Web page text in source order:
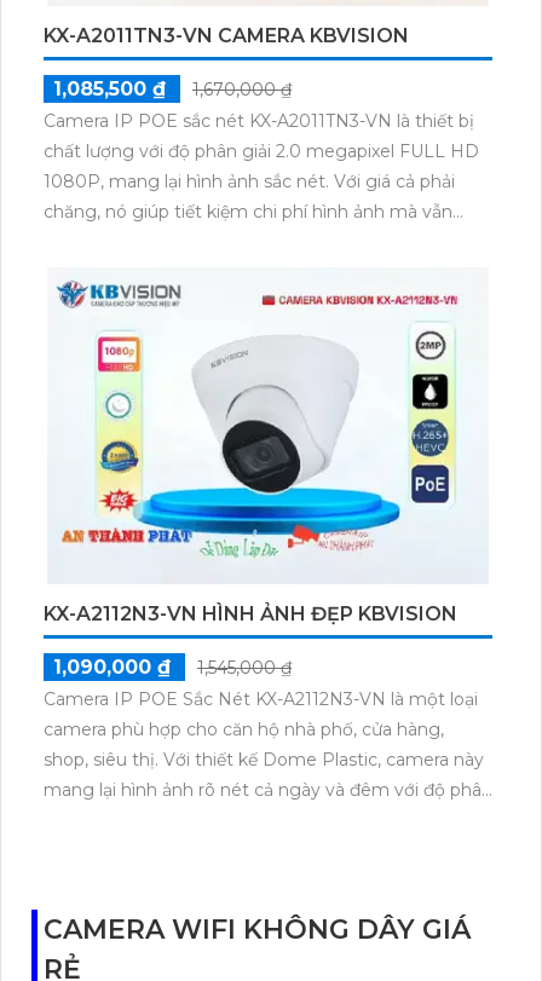
KX-A2011TN3-VN CAMERA KBVISION
1,085,500 ₫
1,670,000 ₫
Camera IP POE sắc nét KX-A2011TN3-VN là thiết bị
chất lượng với độ phân giải 2.0 megapixel FULL HD
1080P, mang lại hình ảnh sắc nét. Với giá cả phải
chăng, nó giúp tiết kiệm chi phí hình ảnh mà vẫn
khoảng cách 30m, phù hợp cho việc giám sát. Với
thiết kế bullet ngoài trời, thân kim loại và nền tảng IP
POE, dễ dàng tích hợp vào nhiều hệ thống. Camera
cũng tích hợp khả năng thu hình chất lượng, đảm
bảo sự an toàn và an ninh.
KX-A2112N3-VN HÌNH ẢNH ĐẸP KBVISION
1,090,000 ₫
1,545,000 ₫
Camera IP POE Sắc Nét KX-A2112N3-VN là một loại
camera phù hợp cho căn hộ nhà phố, cửa hàng,
shop, siêu thị. Với thiết kế Dome Plastic, camera này
mang lại hình ảnh rõ nét cả ngày và đêm với độ phân
Camera này cũng được trang bị khả năng thu hình
chất lượng, sử dụng công nghệ giám sát ban đêm
hồng ngoại với tầm quan sát lên đến 30m. Điều này
CAMERA WIFI KHÔNG DÂY GIÁ
RẺ